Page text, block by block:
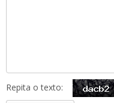
Repita o texto: